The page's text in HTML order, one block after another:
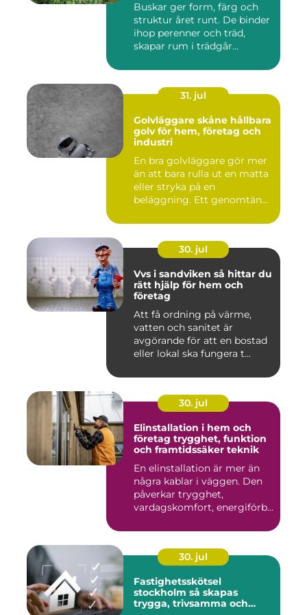
Buskar ger form, färg och
struktur året runt. De binder
ihop perenner och träd,
skapar rum i trädgår...
31. jul
Golvläggare skåne hållbara
golv för hem, företag och
industri
En bra golvläggare gör mer
än att bara rulla ut en matta
eller stryka på en
beläggning. Ett genomtän...
30. jul
Vvs i sandviken så hittar du
rätt hjälp för hem och
företag
Att få ordning på värme,
vatten och sanitet är
avgörande för att en bostad
eller lokal ska fungera t...
30. jul
Elinstallation i hem och
företag trygghet, funktion
och framtidssäker teknik
En elinstallation är mer än
några kablar i väggen. Den
påverkar trygghet,
vardagskomfort, energiförb...
30. jul
Fastighetsskötsel
stockholm så skapas
trygga, trivsamma och